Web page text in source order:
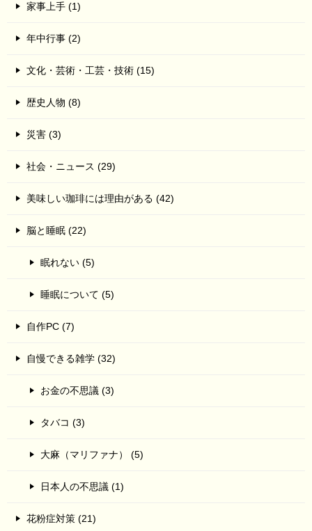
家事上手 (1)
年中行事 (2)
文化・芸術・工芸・技術 (15)
歴史人物 (8)
災害 (3)
社会・ニュース (29)
美味しい珈琲には理由がある (42)
脳と睡眠 (22)
眠れない (5)
睡眠について (5)
自作PC (7)
自慢できる雑学 (32)
お金の不思議 (3)
タバコ (3)
大麻（マリファナ） (5)
日本人の不思議 (1)
花粉症対策 (21)